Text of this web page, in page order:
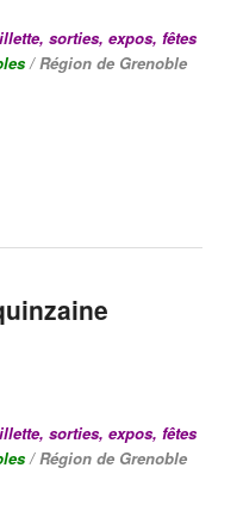
sorties, expos, fêtes
/ Région de Grenoble
sorties, expos, fêtes
/ Région de Grenoble